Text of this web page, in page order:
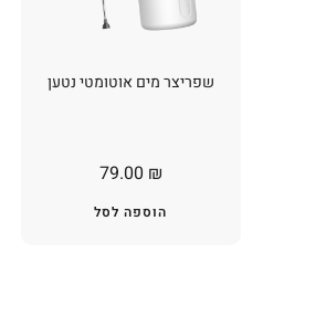
שפריצר מים אוטומטי נטען
79.00 ₪
הוספה לסל